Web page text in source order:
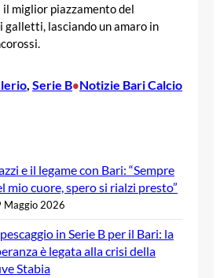
miglior piazzamento del
lasciando un amaro in
Serie B•Notizie Bari Calcio
e il legame con Bari: “Sempre
mio cuore, spero si rialzi presto”
Maggio 2026
in Serie B per il Bari: la
è legata alla crisi della
Stabia